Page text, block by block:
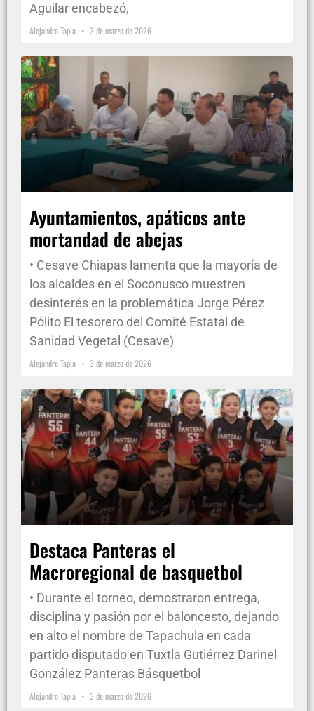
Aguilar encabezó,
Alejandro Tapia 3 de marzo de 2026
Ayuntamientos, apáticos ante
mortandad de abejas
• Cesave Chiapas lamenta que la mayoría de
los alcaldes en el Soconusco muestren
desinterés en la problemática Jorge Pérez
Pólito El tesorero del Comité Estatal de
Sanidad Vegetal (Cesave)
Alejandro Tapia 3 de marzo de 2026
Destaca Panteras el
Macroregional de basquetbol
• Durante el torneo, demostraron entrega,
disciplina y pasión por el baloncesto, dejando
en alto el nombre de Tapachula en cada
partido disputado en Tuxtla Gutiérrez Darinel
González Panteras Básquetbol
Alejandro Tapia 3 de marzo de 2026